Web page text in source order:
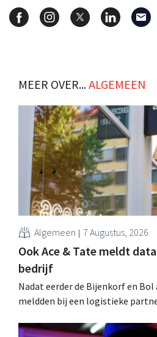
MEER OVER...ALGEMEEN
Algemeen 7 Augustus, 2026
Ook Ace & Tate meldt
bedrijf
Nadat eerder de Bijenkorf en
meldden bij een logistieke
datalek. Financiële gegevens,